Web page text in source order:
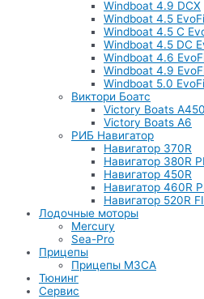
Windboat 4.9 DCX
Windboat 4.5
Windboat 4.5 C
Windboat 4.5 DC
Windboat 4.6
Windboat 4.9
Windboat 5.0
Виктори Боатс
Victory Boats A450
Victory Boats A6
РИБ Навигатор
Навигатор 370R
Навигатор 380R
Навигатор 450R
Навигатор 460R
Навигатор 520R
Лодочные моторы
Mercury
Sea-Pro
Прицепы
Прицепы МЗСА
Тюнинг
Сервис